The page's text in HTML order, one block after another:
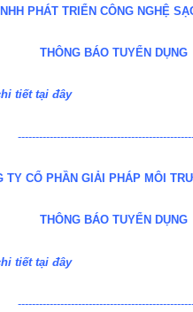
PHÁT TRIỂN CÔNG NGHỆ
THÔNG BÁO TUYỂN DỤNG
tiết tại đây
TY CỔ PHẦN GIẢI PHÁP MÔI
THÔNG BÁO TUYỂN DỤNG
tiết tại đây